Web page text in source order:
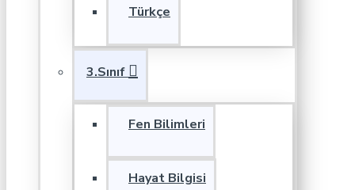
Türkçe
3.Sınıf
Fen Bilimleri
Hayat Bilgisi